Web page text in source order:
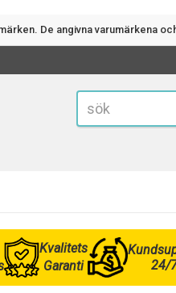
De angivna varumärkena
Kvalitets
Garanti
24/